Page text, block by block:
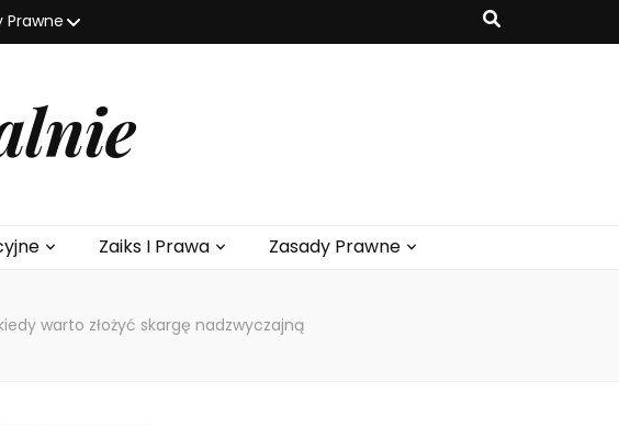
Prawne
Zaiks I Prawa Zasady Prawne
warto złożyć skargę nadzwyczajną